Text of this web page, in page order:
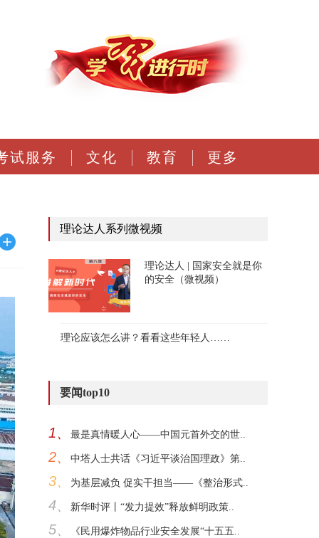
试服务 文化 教育 更多
理论达人系列微视频
理论达人 | 国家安全就是你
的安全（微视频）
理论应该怎么讲？看看这些年轻人……
要闻top10
1、 最是真情暖人心——中国元首外交的世..
2、 中塔人士共话《习近平谈治国理政》第..
3、 为基层减负 促实干担当——《整治形式..
4、 新华时评丨“发力提效”释放鲜明政策..
5、 《民用爆炸物品行业安全发展“十五五..